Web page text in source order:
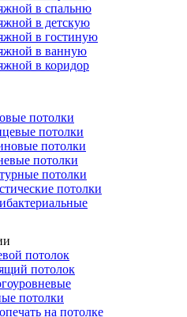
в спальню
в детскую
в гостиную
в ванную
в коридор
потолки
потолки
потолки
потолки
потолки
потолки
потолок
потолок
потолки
на потолке